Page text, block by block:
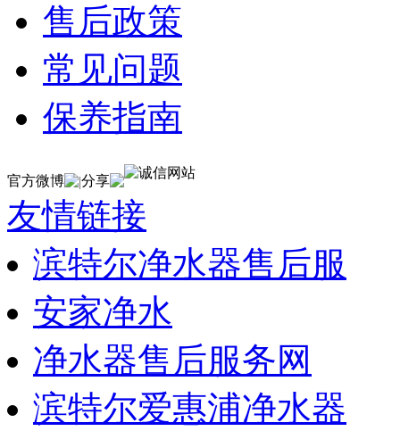
售后政策
常见问题
保养指南
官方微博 |分享
友情链接
滨特尔净水器售后服
安家净水
净水器售后服务网
滨特尔爱惠浦净水器